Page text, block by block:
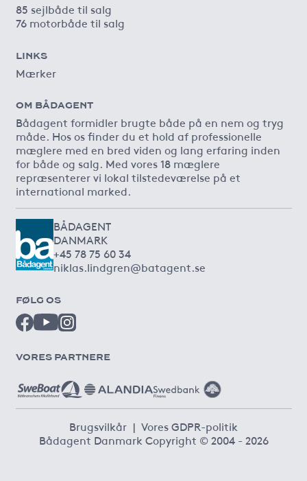
85 sejlbåde til salg
76 motorbåde til salg
LINKS
Mærker
OM BÅDAGENT
Bådagent formidler brugte både på en nem og tryg
måde. Hos os finder du et hold af professionelle
mæglere med en bred viden og lang erfaring inden
for både og salg. Med vores 18 mæglere
repræsenterer vi lokal tilstedeværelse på et
international marked.
BÅDAGENT
DANMARK
+45 78 75 60 34
niklas.lindgren@batagent.se
FØLG OS
VORES PARTNERE
Brugsvilkår | Vores GDPR-politik
Bådagent Danmark Copyright © 2004 - 2026